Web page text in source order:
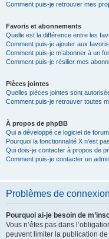
Comment puis-je retrouver mes
Favoris et abonnements
Quelle est la différence entre les
Comment puis-je ajouter aux
Comment puis-je m’abonner à un
Comment puis-je résilier mes
Pièces jointes
Quelles pièces jointes sont
Comment puis-je retrouver toutes
À propos de phpBB
Qui a développé ce logiciel de
Pourquoi la fonctionnalité X n’est
Qui dois-je contacter à propos de
Comment puis-je contacter un
Problèmes de
Pourquoi ai-je besoin de
Vous n’êtes pas dans
peuvent limiter la publication